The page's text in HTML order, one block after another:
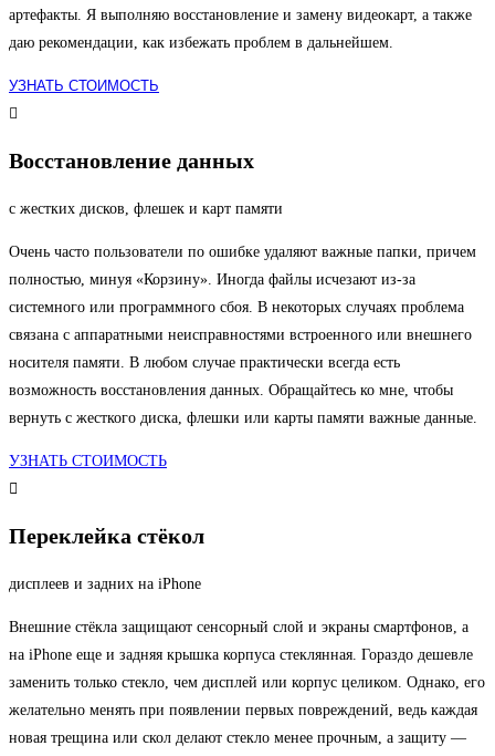
артефакты. Я выполняю восстановление и замену видеокарт, а также
даю рекомендации, как избежать проблем в дальнейшем.
УЗНАТЬ СТОИМОСТЬ
Восстановление данных
с жестких дисков, флешек и карт памяти
Очень часто пользователи по ошибке удаляют важные папки, причем
полностью, минуя «Корзину». Иногда файлы исчезают из-за
системного или программного сбоя. В некоторых случаях проблема
связана с аппаратными неисправностями встроенного или внешнего
носителя памяти. В любом случае практически всегда есть
возможность восстановления данных. Обращайтесь ко мне, чтобы
вернуть с жесткого диска, флешки или карты памяти важные данные.
УЗНАТЬ СТОИМОСТЬ
Переклейка стёкол
дисплеев и задних на iPhone
Внешние стёкла защищают сенсорный слой и экраны смартфонов, а
на iPhone еще и задняя крышка корпуса стеклянная. Гораздо дешевле
заменить только стекло, чем дисплей или корпус целиком. Однако, его
желательно менять при появлении первых повреждений, ведь каждая
новая трещина или скол делают стекло менее прочным, а защиту —